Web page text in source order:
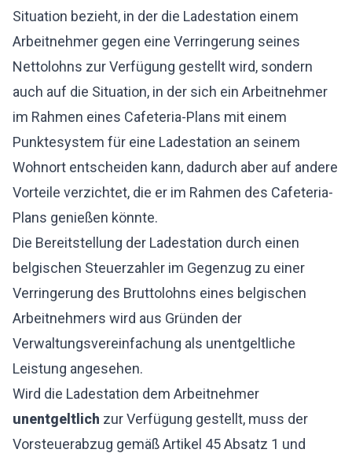
Situation bezieht, in der die Ladestation einem
Arbeitnehmer gegen eine Verringerung seines
Nettolohns zur Verfügung gestellt wird, sondern
auch auf die Situation, in der sich ein Arbeitnehmer
im Rahmen eines Cafeteria-Plans mit einem
Punktesystem für eine Ladestation an seinem
Wohnort entscheiden kann, dadurch aber auf andere
Vorteile verzichtet, die er im Rahmen des Cafeteria-
Plans genießen könnte.
Die Bereitstellung der Ladestation durch einen
belgischen Steuerzahler im Gegenzug zu einer
Verringerung des Bruttolohns eines belgischen
Arbeitnehmers wird aus Gründen der
Verwaltungsvereinfachung als unentgeltliche
Leistung angesehen.
Wird die Ladestation dem Arbeitnehmer
unentgeltlich zur Verfügung gestellt, muss der
Vorsteuerabzug gemäß Artikel 45 Absatz 1 und